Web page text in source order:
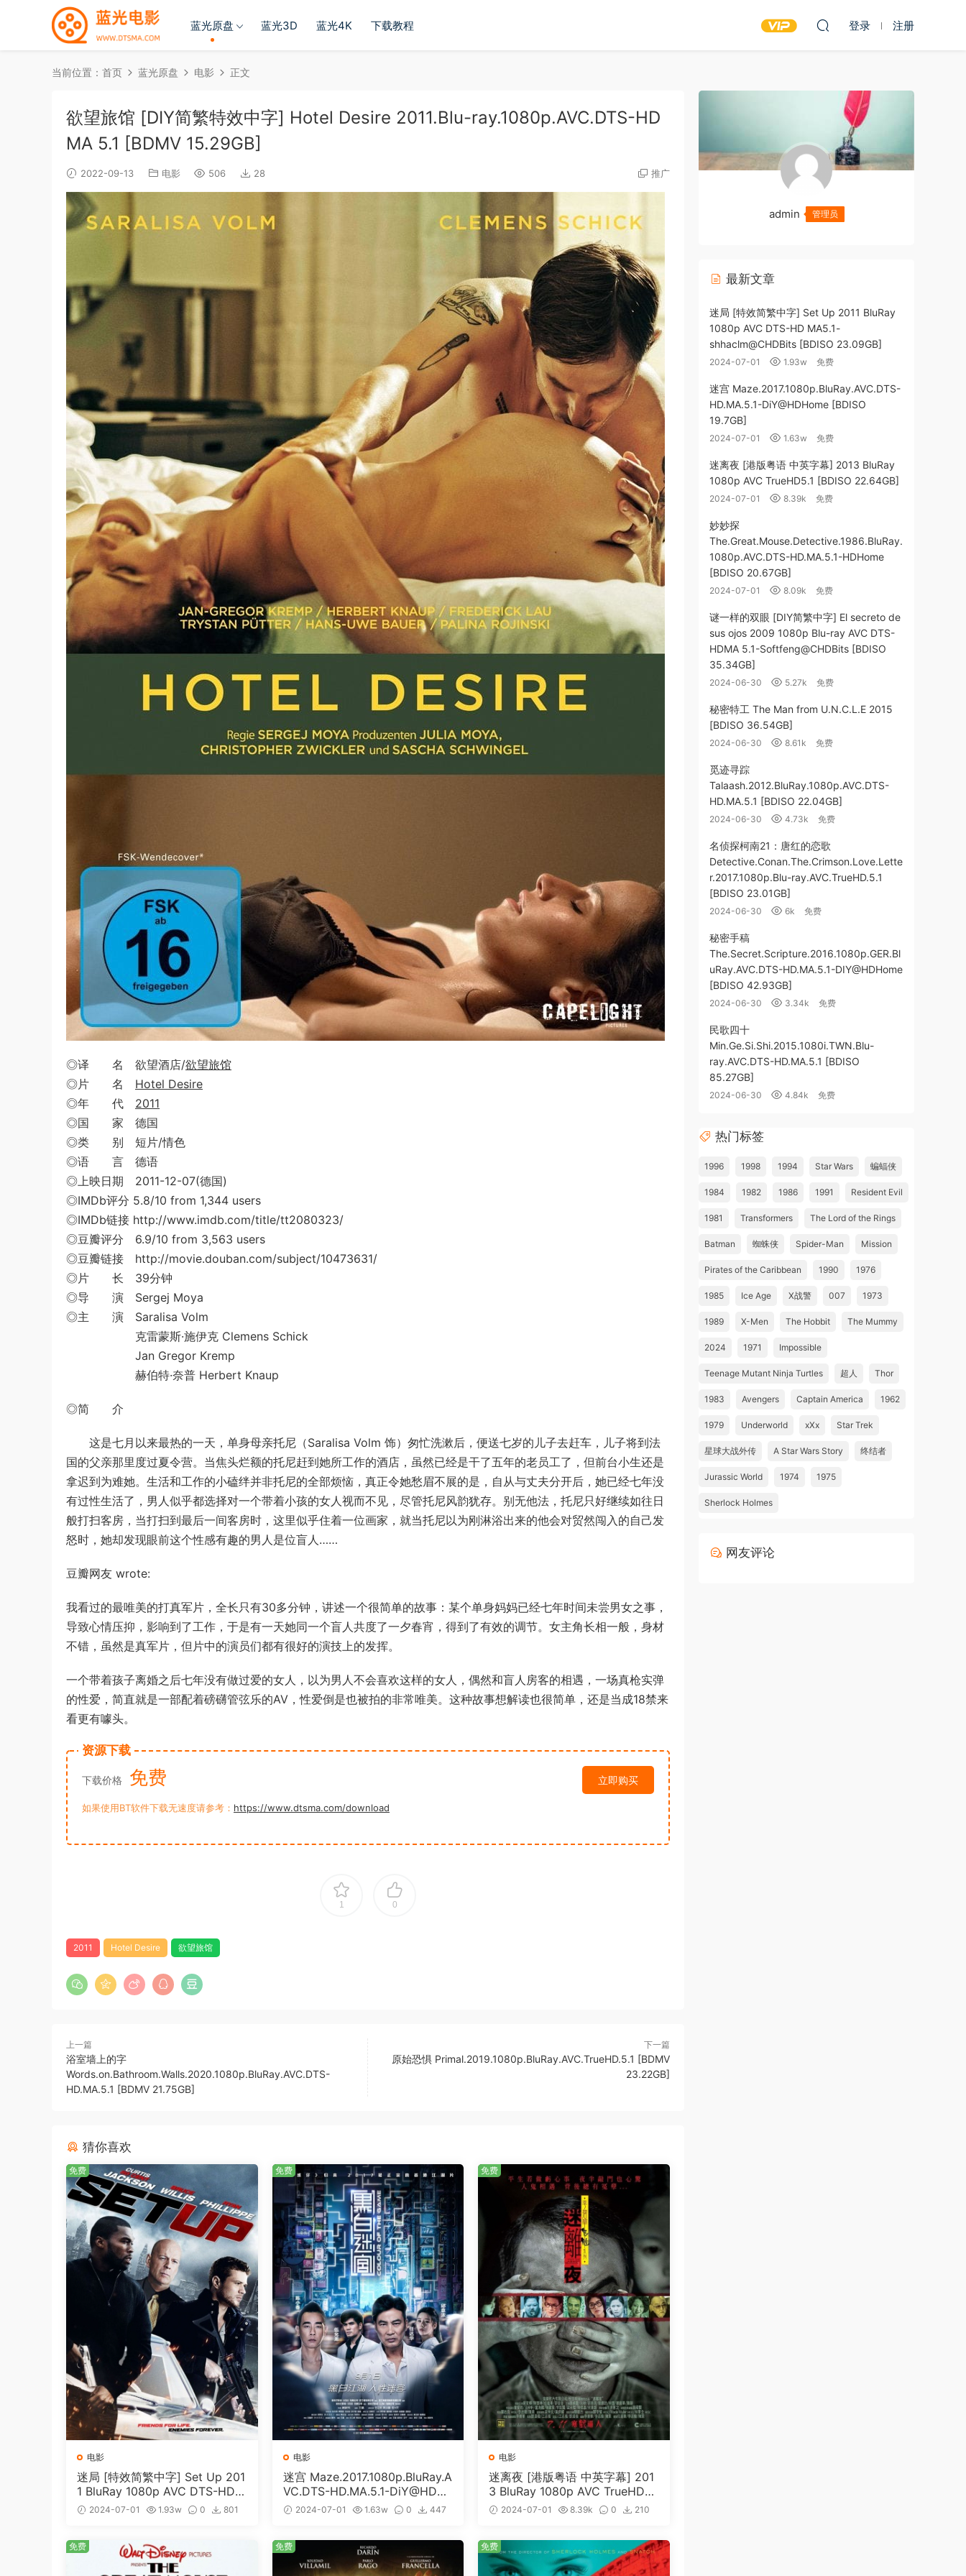
蓝光原盘 蓝光3D 蓝光4K 下载教程 登录 注册
当前位置： 首页 蓝光原盘 电影 正文
欲望旅馆 [DIY简繁特效中字] Hotel Desire 2011.Blu-ray.1080p.AVC.DTS-HD
MA 5.1 [BDMV 15.29GB]
2022-09-13 电影 506 28 推广
◎译 名 欲望酒店/欲望旅馆
◎片 名 Hotel Desire
◎年 代 2011
◎国 家 德国
◎类 别 短片/情色
◎语 言 德语
◎上映日期 2011-12-07(德国)
◎IMDb评分 5.8/10 from 1,344 users
◎IMDb链接 http://www.imdb.com/title/tt2080323/
◎豆瓣评分 6.9/10 from 3,563 users
◎豆瓣链接 http://movie.douban.com/subject/10473631/
◎片 长 39分钟
◎导 演 Sergej Moya
◎主 演 Saralisa Volm
克雷蒙斯·施伊克 Clemens Schick
Jan Gregor Kremp
赫伯特·奈普 Herbert Knaup
◎简 介
这是七月以来最热的一天，单身母亲托尼（Saralisa Volm 饰）匆忙洗漱后，便送七岁的儿子去赶车，儿子将到法
国的父亲那里度过夏令营。当焦头烂额的托尼赶到她所工作的酒店，虽然已经是干了五年的老员工了，但前台小生还是
拿迟到为难她。生活和工作的小磕绊并非托尼的全部烦恼，真正令她愁眉不展的是，自从与丈夫分开后，她已经七年没
有过性生活了，男人似乎都选择对一个带着小孩的女人视而不见，尽管托尼风韵犹存。别无他法，托尼只好继续如往日
般打扫客房，当打扫到最后一间客房时，这里似乎住着一位画家，就当托尼以为刚淋浴出来的他会对贸然闯入的自己发
怒时，她却发现眼前这个性感有趣的男人是位盲人……
豆瓣网友 wrote:
我看过的最唯美的打真军片，全长只有30多分钟，讲述一个很简单的故事：某个单身妈妈已经七年时间未尝男女之事，
导致心情压抑，影响到了工作，于是有一天她同一个盲人共度了一夕春宵，得到了有效的调节。女主角长相一般，身材
不错，虽然是真军片，但片中的演员们都有很好的演技上的发挥。
一个带着孩子离婚之后七年没有做过爱的女人，以为男人不会喜欢这样的女人，偶然和盲人房客的相遇，一场真枪实弹
的性爱，简直就是一部配着磅礴管弦乐的AV，性爱倒是也被拍的非常唯美。这种故事想解读也很简单，还是当成18禁来
看更有噱头。
资源下载
下载价格 免费 立即购买
如果使用BT软件下载无速度请参考： https://www.dtsma.com/download
1 0
2011 Hotel Desire 欲望旅馆
上一篇
浴室墙上的字
Words.on.Bathroom.Walls.2020.1080p.BluRay.AVC.DTS-
HD.MA.5.1 [BDMV 21.75GB]
下一篇
原始恐惧 Primal.2019.1080p.BluRay.AVC.TrueHD.5.1 [BDMV
23.22GB]
猜你喜欢
电影
迷局 [特效简繁中字] Set Up 201
1 BluRay 1080p AVC DTS-HD
MA5.1-shhaclm@CHDBits [BDI
2024-07-01 1.93w 0
801
免费
电影
迷宫 Maze.2017.1080p.BluRay.A
VC.DTS-HD.MA.5.1-DiY@HDHo
me [BDISO 19.7GB]
2024-07-01 1.63w 0
447
免费
电影
迷离夜 [港版粤语 中英字幕] 201
3 BluRay 1080p AVC TrueHD5.
1 [BDISO 22.64GB]
2024-07-01 8.39k 0
210
免费
免费 免费 免费
admin 管理员
最新文章
迷局 [特效简繁中字] Set Up 2011 BluRay
1080p AVC DTS-HD MA5.1-
shhaclm@CHDBits [BDISO 23.09GB]
2024-07-01 1.93w 免费
迷宫 Maze.2017.1080p.BluRay.AVC.DTS-
HD.MA.5.1-DiY@HDHome [BDISO
19.7GB]
2024-07-01 1.63w 免费
迷离夜 [港版粤语 中英字幕] 2013 BluRay
1080p AVC TrueHD5.1 [BDISO 22.64GB]
2024-07-01 8.39k 免费
妙妙探
The.Great.Mouse.Detective.1986.BluRay.
1080p.AVC.DTS-HD.MA.5.1-HDHome
[BDISO 20.67GB]
2024-07-01 8.09k 免费
谜一样的双眼 [DIY简繁中字] El secreto de
sus ojos 2009 1080p Blu-ray AVC DTS-
HDMA 5.1-Softfeng@CHDBits [BDISO
35.34GB]
2024-06-30 5.27k 免费
秘密特工 The Man from U.N.C.L.E 2015
[BDISO 36.54GB]
2024-06-30 8.61k 免费
觅迹寻踪
Talaash.2012.BluRay.1080p.AVC.DTS-
HD.MA.5.1 [BDISO 22.04GB]
2024-06-30 4.73k 免费
名侦探柯南21：唐红的恋歌
Detective.Conan.The.Crimson.Love.Lette
r.2017.1080p.Blu-ray.AVC.TrueHD.5.1
[BDISO 23.01GB]
2024-06-30 6k 免费
秘密手稿
The.Secret.Scripture.2016.1080p.GER.Bl
uRay.AVC.DTS-HD.MA.5.1-DIY@HDHome
[BDISO 42.93GB]
2024-06-30 3.34k 免费
民歌四十
Min.Ge.Si.Shi.2015.1080i.TWN.Blu-
ray.AVC.DTS-HD.MA.5.1 [BDISO
85.27GB]
2024-06-30 4.84k 免费
热门标签
1996 1998 1994 Star Wars 蝙蝠侠
1984 1982 1986 1991 Resident Evil
1981 Transformers The Lord of the Rings
Batman 蜘蛛侠 Spider-Man Mission
Pirates of the Caribbean 1990 1976
1985 Ice Age X战警 007 1973
1989 X-Men The Hobbit The Mummy
2024 1971 Impossible
Teenage Mutant Ninja Turtles 超人 Thor
1983 Avengers Captain America 1962
1979 Underworld xXx Star Trek
星球大战外传 A Star Wars Story 终结者
Jurassic World 1974 1975
Sherlock Holmes
网友评论